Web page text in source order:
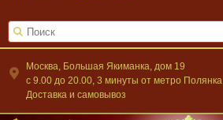
Москва, Большая Якиманка, дом 19
c 9.00 до 20.00, 3 минуты от метро Полянка
Доставка и самовывоз